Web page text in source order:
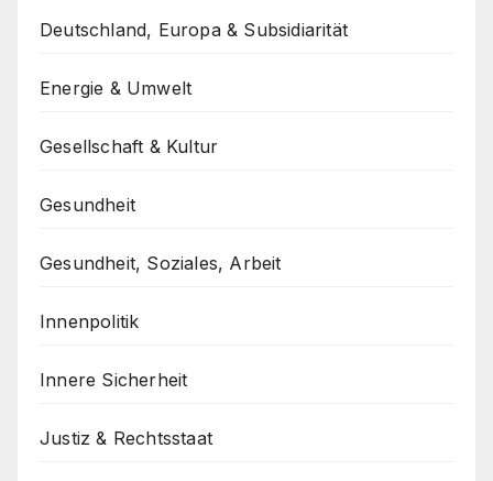
Deutschland, Europa & Subsidiarität
Energie & Umwelt
Gesellschaft & Kultur
Gesundheit
Gesundheit, Soziales, Arbeit
Innenpolitik
Innere Sicherheit
Justiz & Rechtsstaat